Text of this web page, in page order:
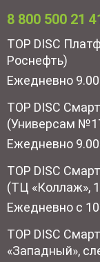
8 800 500 21
TOP DISC
Роснефть)
Ежедневно
TOP DISC
(Универсам
Ежедневно
TOP DISC
(ТЦ «Коллаж»,
Ежедневно с
TOP DISC
«Западный»,